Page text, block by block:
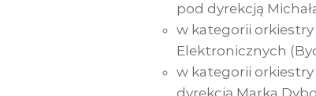
pod dyrekcją
w kategorii orkiestry
Elektronicznych
w kategorii orkiestry
dyrekcją Marka